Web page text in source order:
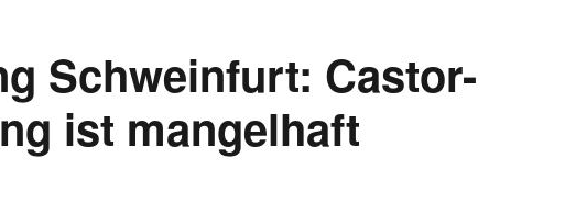
Schweinfurt: Castor-
ist mangelhaft